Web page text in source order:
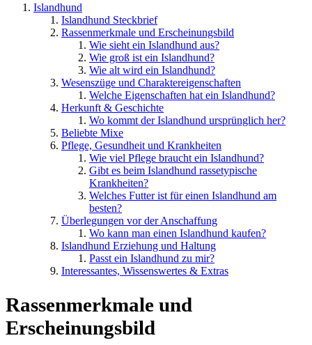
Islandhund
Islandhund Steckbrief
Rassenmerkmale und Erscheinungsbild
Wie sieht ein Islandhund aus?
Wie groß ist ein Islandhund?
Wie alt wird ein Islandhund?
Wesenszüge und Charaktereigenschaften
Welche Eigenschaften hat ein Islandhund?
Herkunft & Geschichte
Wo kommt der Islandhund ursprünglich her?
Beliebte Mixe
Pflege, Gesundheit und Krankheiten
Wie viel Pflege braucht ein Islandhund?
Gibt es beim Islandhund rassetypische
Krankheiten?
Welches Futter ist für einen Islandhund am
besten?
Überlegungen vor der Anschaffung
Wo kann man einen Islandhund kaufen?
Islandhund Erziehung und Haltung
Passt ein Islandhund zu mir?
Interessantes, Wissenswertes & Extras
Rassenmerkmale und
Erscheinungsbild